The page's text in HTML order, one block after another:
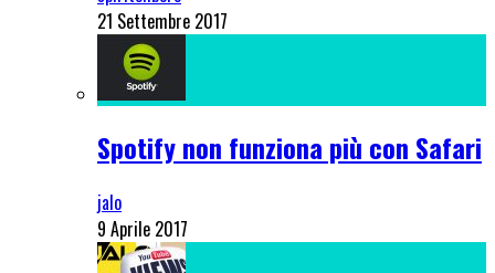
21 Settembre 2017
Spotify non funziona più con Safari
jalo
9 Aprile 2017